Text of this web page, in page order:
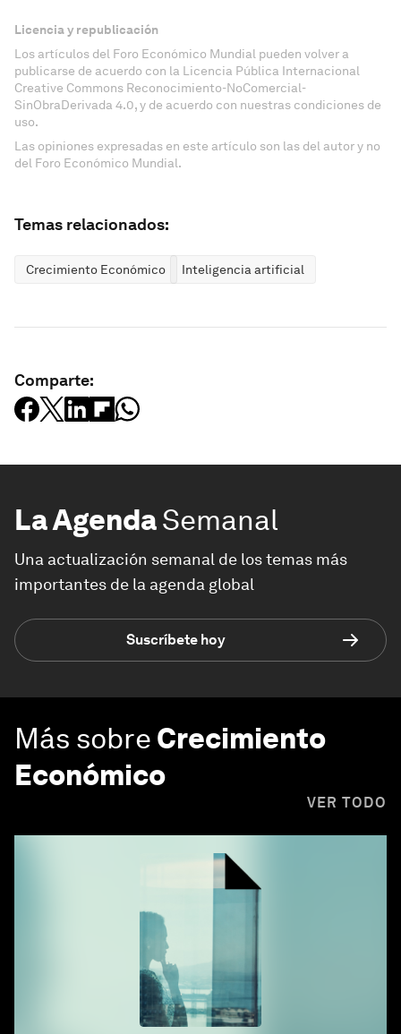
Licencia y republicación
Los artículos del Foro Económico Mundial pueden volver a
publicarse de acuerdo con la Licencia Pública Internacional
Creative Commons Reconocimiento-NoComercial-
SinObraDerivada 4.0, y de acuerdo con nuestras condiciones de
uso.
Las opiniones expresadas en este artículo son las del autor y no
del Foro Económico Mundial.
Temas relacionados:
Crecimiento Económico Inteligencia artificial
Comparte:
La AgendaSemanal
Una actualización semanal de los temas más
importantes de la agenda global
Suscríbete hoy
Más sobre Crecimiento
Económico
VER TODO